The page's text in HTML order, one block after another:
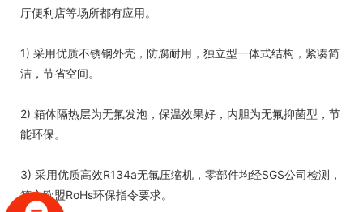
厅便利店等场所都有应用。
1) 采用优质不锈钢外壳，防腐耐用，独立型一体式结构，紧凑简
洁，节省空间。
2) 箱体隔热层为无氟发泡，保温效果好，内胆为无氟抑菌型，节
能环保。
3) 采用优质高效R134a无氟压缩机，零部件均经SGS公司检测，
符合欧盟RoHs环保指令要求。